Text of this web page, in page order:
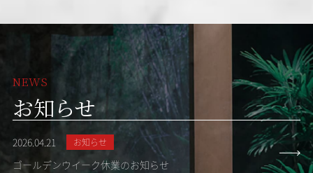
NEWS
お知らせ
2026.04.21 お知らせ
ゴールデンウイーク休業のお知らせ